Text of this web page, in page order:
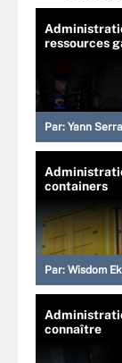
ressources
Par: Yann Serra
containers
Par: Wisdom
connaître